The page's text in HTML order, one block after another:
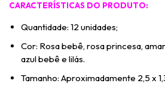
CARACTERÍSTICAS DO PRODUTO:
Quantidade: 12 unidades;
Cor: Rosa bebê, rosa princesa,
azul bebê e lilás.
Tamanho: Aproximadamente 2,5 x